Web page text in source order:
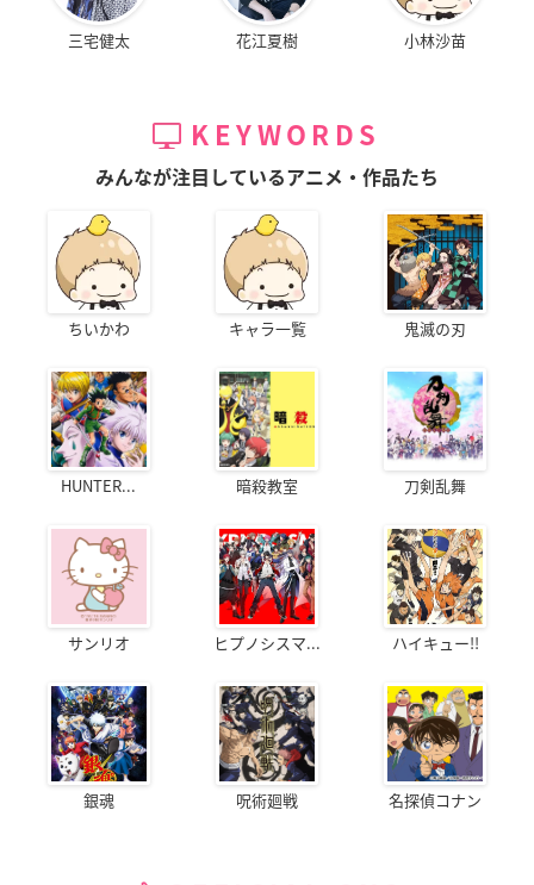
三宅健太 花江夏樹 小林沙苗
KEYWORDS
みんなが注目しているアニメ・作品たち
ちいかわ キャラ一覧 鬼滅の刃
HUNTER... 暗殺教室 刀剣乱舞
サンリオ ヒプノシスマ... ハイキュー!!
銀魂 呪術廻戦 名探偵コナン